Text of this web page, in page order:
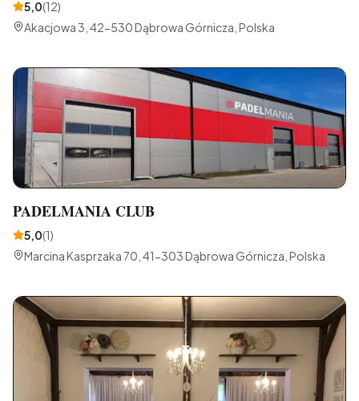
5,0(12)
Akacjowa 3, 42-530 Dąbrowa Górnicza, Polska
PADELMANIA CLUB
5,0(1)
Marcina Kasprzaka 70, 41-303 Dąbrowa Górnicza, Polska